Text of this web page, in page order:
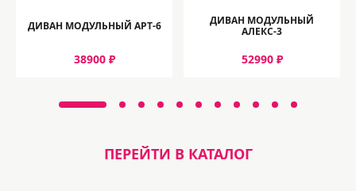
ДИВАН МОДУЛЬНЫЙ АРТ-6
38900 ₽
ДИВАН МОДУЛЬНЫЙ
АЛЕКС-3
52990 ₽
ПЕРЕЙТИ В КАТАЛОГ